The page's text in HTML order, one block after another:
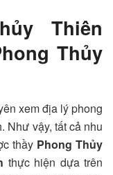
Thiên
Thủy
xem địa lý phong
Như vậy, tất cả nhu
thầy Phong Thủy
thực hiện dựa trên